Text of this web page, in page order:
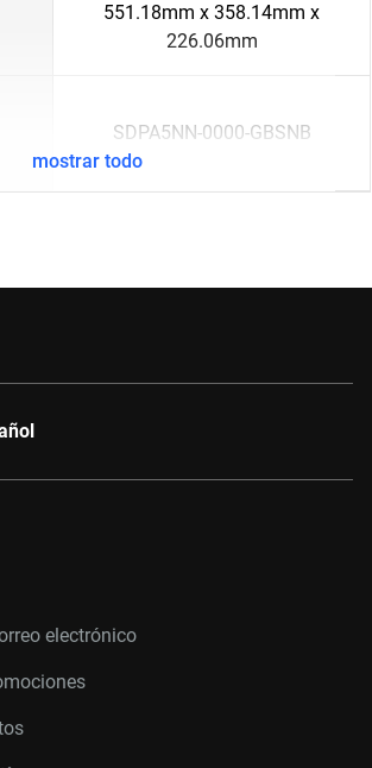
551.18mm x 358.14mm x
226.06mm
SDPA5NN-0000-GBSNB
mostrar todo
electrónico